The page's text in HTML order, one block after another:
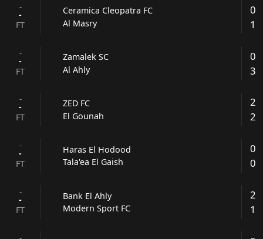
-
-
FT
Ceramica Cleopatra FC
Al Masry
0
1
-
-
FT
Zamalek SC
Al Ahly
0
3
-
-
FT
ZED FC
El Gounah
2
2
-
-
FT
Haras El Hodood
Tala'ea El Gaish
0
0
-
-
FT
Bank El Ahly
Modern Sport FC
2
1